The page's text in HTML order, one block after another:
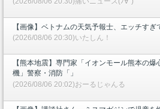
【画像】ベトナムの天気予報士、エッチすぎ
(2026/08/06 20:30)いたしん！
【熊本地震】専門家「イオンモール熊本の
機」警察・消防「」
(2026/08/06 20:02)おーるじゃんる